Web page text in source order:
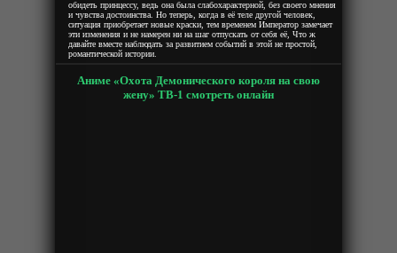
обидеть принцессу, ведь она была слабохарактерной, без своего мнения
и чувства достоинства. Но теперь, когда в её теле другой человек,
ситуация приобретает новые краски, тем временем Император замечает
эти изменения и не намерен ни на шаг отпускать от себя её, Что ж
давайте вместе наблюдать за развитием событий в этой не простой,
романтической истории.
Аниме «Охота Демонического короля на свою
жену» ТВ-1 смотреть онлайн